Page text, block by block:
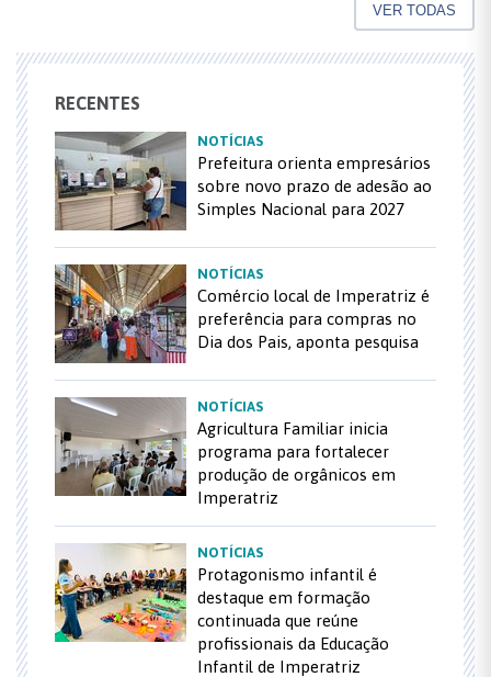
VER TODAS
RECENTES
NOTÍCIAS
Prefeitura orienta empresários
sobre novo prazo de adesão ao
Simples Nacional para 2027
NOTÍCIAS
Comércio local de Imperatriz é
preferência para compras no
Dia dos Pais, aponta pesquisa
NOTÍCIAS
Agricultura Familiar inicia
programa para fortalecer
produção de orgânicos em
Imperatriz
NOTÍCIAS
Protagonismo infantil é
destaque em formação
continuada que reúne
profissionais da Educação
Infantil de Imperatriz